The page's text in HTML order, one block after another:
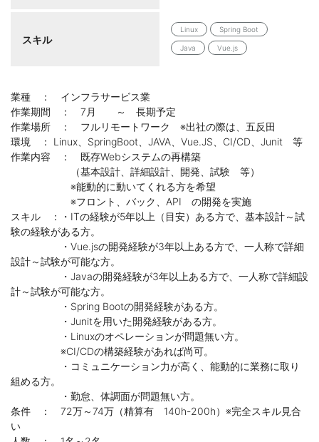
スキル
Linux Spring Boot
Java Vue.js
業種 ： インフラサービス業
作業期間 ： 7月 ～ 長期予定
作業場所 ： フルリモートワーク ※出社の際は、五反田
環境 ： Linux、SpringBoot、JAVA、Vue.JS、CI/CD、Junit 等
作業内容 ： 既存Webシステムの再構築
（基本設計、詳細設計、開発、試験 等）
※能動的に動いてくれる方を希望
※フロント、バック、API の開発を実施
スキル ：・ITの経験が5年以上（目安）ある方で、基本設計～試
験の経験がある方。
・Vue.jsの開発経験が3年以上ある方で、一人称で詳細
設計～試験が可能な方。
・Javaの開発経験が3年以上ある方で、一人称で詳細設
計～試験が可能な方。
・Spring Bootの開発経験がある方。
・Junitを用いた開発経験がある方。
・Linuxのオペレーションが問題無い方。
※CI/CDの構築経験があれば尚可。
・コミュニケーション力が高く、能動的に業務に取り
組める方。
・勤怠、体調面が問題無い方。
条件 ： 72万～74万（精算有 140h-200h）※完全スキル見合
い